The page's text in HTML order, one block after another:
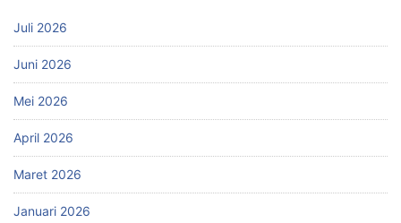
Juli 2026
Juni 2026
Mei 2026
April 2026
Maret 2026
Januari 2026